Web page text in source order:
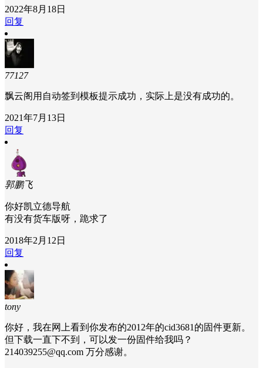
2022年8月18日
回复
77127
飘云阁用自动签到模板提示成功，实际上是没有成功的。
2021年7月13日
回复
郭鹏飞
你好凯立德导航
有没有货车版呀，跪求了
2018年2月12日
回复
tony
你好，我在网上看到你发布的2012年的cid3681的固件更新。
但下载一直下不到，可以发一份固件给我吗？
214039255@qq.com 万分感谢。